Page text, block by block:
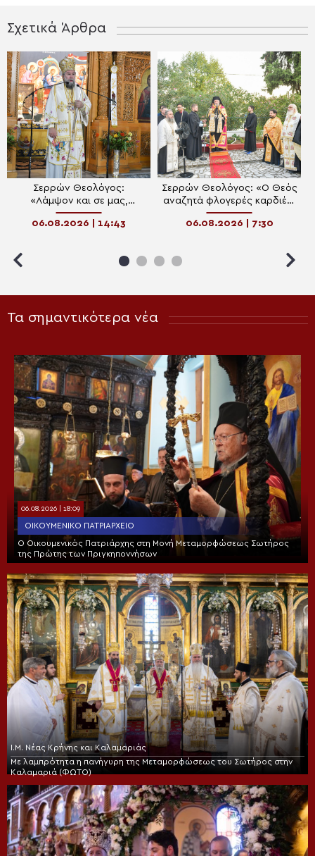
Σχετικά Άρθρα
Σερρών Θεολόγος:
«Λάμψον και σε μας,
Δέσποτα Χριστέ, το Φως Σου
το αιώνιον!»
06.08.2026 | 14:43
Σερρών Θεολόγος: «Ο Θεός
αναζητά φλογερές καρδιές,
που πυρπολούνται, από πίστη
και αγάπη»
06.08.2026 | 7:30
Τα σημαντικότερα νέα
06.08.2026 | 18:09
ΟΙΚΟΥΜΕΝΙΚΌ ΠΑΤΡΙΑΡΧΕΊΟ
Ο Οικουμενικός Πατριάρχης στη Μονή Μεταμορφώσεως Σωτήρος
της Πρώτης των Πριγκηποννήσων
Ι.Μ. Νέας Κρήνης και Καλαμαριάς
Με λαμπρότητα η πανήγυρη της Μεταμορφώσεως του Σωτήρος στην
Καλαμαριά (ΦΩΤΟ)